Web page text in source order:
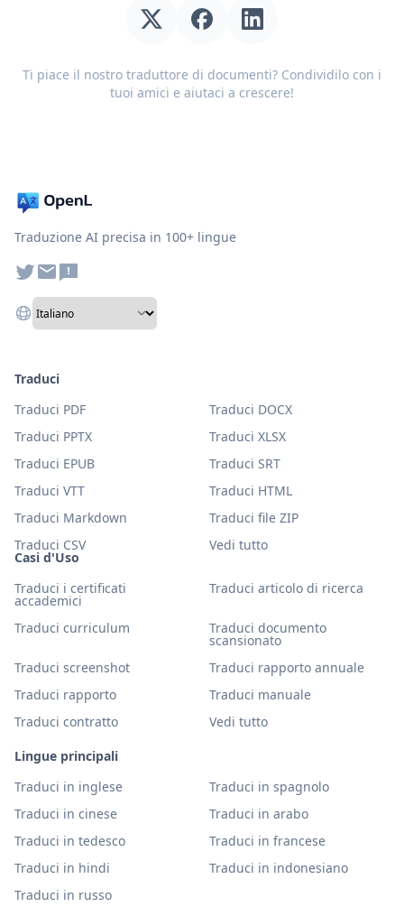
Ti piace il nostro traduttore di documenti? Condividilo con i
tuoi amici e aiutaci a crescere!
Traduzione AI precisa in 100+ lingue
Casi d'Uso
Traduci i certificati
accademici
Traduci articolo di ricerca
Traduci curriculum Traduci documento
scansionato
Traduci screenshot
Traduci rapporto annuale
Traduci rapporto
Traduci manuale
Traduci contratto
Vedi tutto
Lingue principali
Traduci in inglese
Traduci in spagnolo
Traduci in cinese
Traduci in arabo
Traduci in tedesco
Traduci in francese
Traduci in hindi
Traduci in indonesiano
Traduci in russo
Traduci
Traduci PDF
Traduci DOCX
Traduci PPTX
Traduci XLSX
Traduci EPUB
Traduci SRT
Traduci VTT
Traduci HTML
Traduci Markdown
Traduci file ZIP
Traduci CSV
Vedi tutto